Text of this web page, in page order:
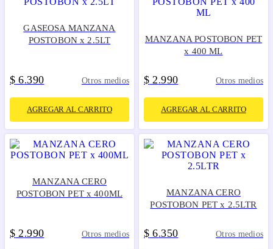
GASEOSA MANZANA
POSTOBON x 2.5LT
$ 6.390 Otros medios
AGREGAR AL CARRITO
MANZANA POSTOBON PET
x 400 ML
$ 2.990 Otros medios
AGREGAR AL CARRITO
MANZANA CERO
POSTOBON PET x 400ML
$ 2.990 Otros medios
MANZANA CERO
POSTOBON PET x 2.5LTR
$ 6.350 Otros medios